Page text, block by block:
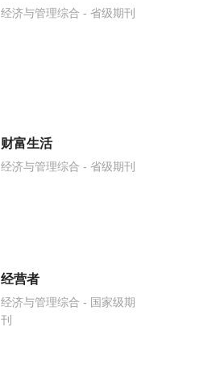
经济与管理综合 - 省级期刊
财富生活
经济与管理综合 - 省级期刊
经营者
经济与管理综合 - 国家级期
刊